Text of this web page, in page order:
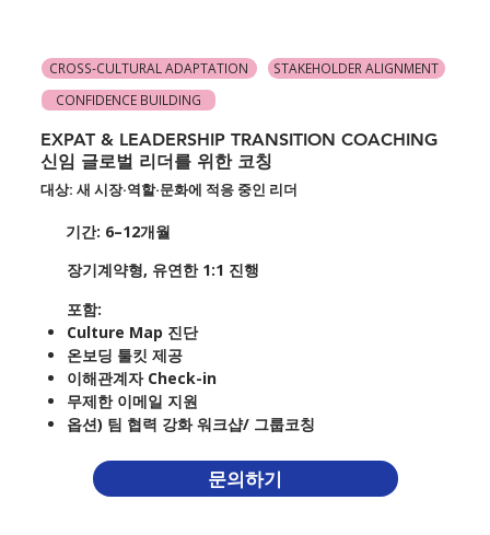
CONFIDENCE BUILDING
CROSS-CULTURAL ADAPTATION STAKEHOLDER ALIGNMENT
EXPAT & LEADERSHIP TRANSITION COACHING
​​신임 글로벌 리더를 위한 코칭
대상: 새 시장·역할·문화에 적응 중인 리더
기간: 6–12개월
장기계약형, 유연한 1:1 진행
포함:
Culture Map 진단
온보딩 툴킷 제공
이해관계자 Check-in
무제한 이메일 지원
옵션) 팀 협력 강화 워크샵/ 그룹코칭
문의하기